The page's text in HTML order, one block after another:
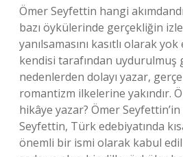
Ömer Seyfettin hangi
bazı öykülerinde gerçekliğin
yanılsamasını kasıtlı olarak
kendisi tarafından uydurulmuş
nedenlerden dolayı yazar,
romantizm ilkelerine yakındır.
hikâye yazar? Ömer
Seyfettin, Türk edebiyatında
önemli bir ismi olarak kabul